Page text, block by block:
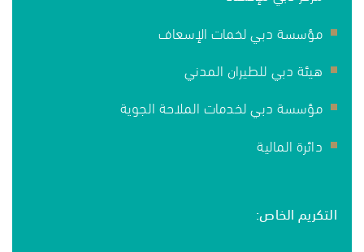
مؤسسة دبي لخمات الإسعاف
هيئة دبي للطيران المدني
مؤسسة دبي لخدمات الملاحة الجوية
دائرة المالية
التكريم الخاص: